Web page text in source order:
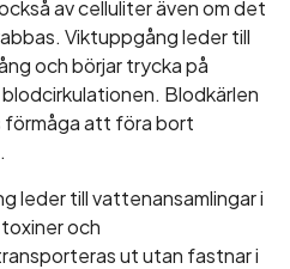
av celluliter även om det
Viktuppgång leder till
och börjar trycka på
Blodkärlen
förmåga att föra bort
leder till vattenansamlingar i
och
ut utan fastnar i